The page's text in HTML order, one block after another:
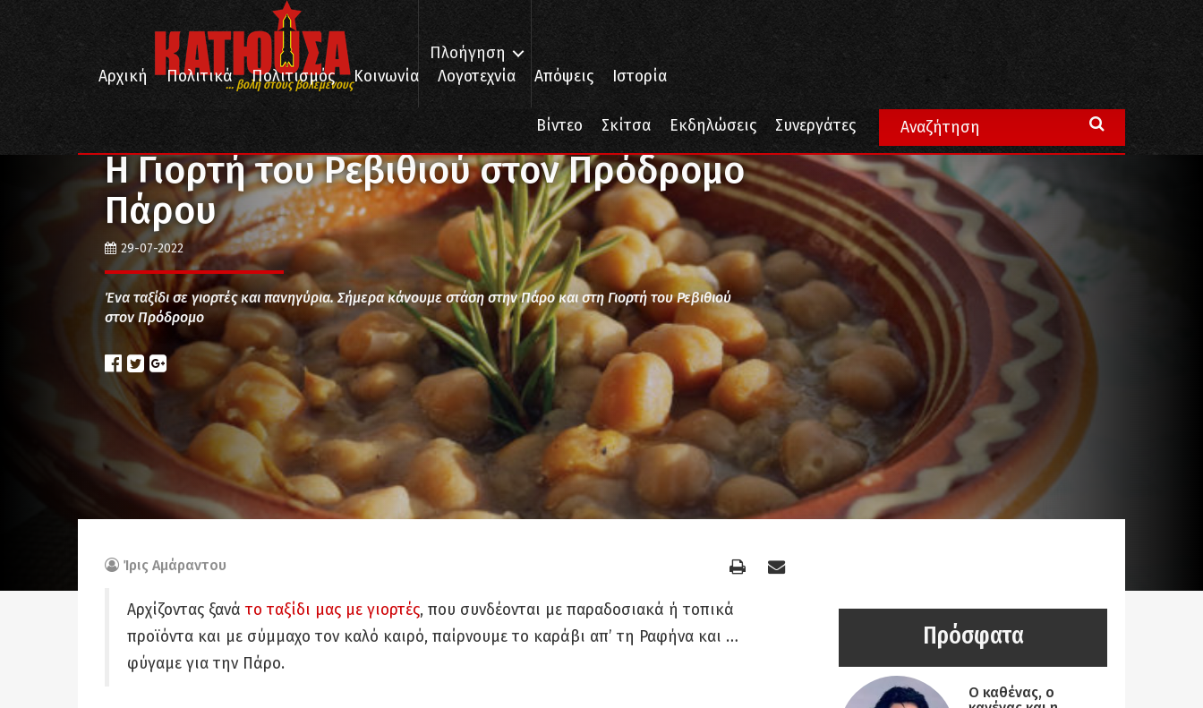
... βολή στους βολεμένους
Πλοήγηση
Αρχική
Πολιτικά Πολιτισμός Κοινωνία Λογοτεχνία Απόψεις Ιστορία
Βίντεο Σκίτσα Εκδηλώσεις Συνεργάτες
Κοινωνία Η Γιορτή του Ρεβιθιού στον Πρόδρομο Πάρου
Η Γιορτή του Ρεβιθιού στον Πρόδρομο
Πάρου
29-07-2022
Ένα ταξίδι σε γιορτές και πανηγύρια. Σήμερα κάνουμε στάση στην Πάρο και στη Γιορτή του Ρεβιθιού
στον Πρόδρομο
Ίρις Αμάραντου
Αρχίζοντας ξανάτο ταξίδι μας με γιορτές, που συνδέονται με παραδοσιακά ή τοπικά
προϊόντα και με σύμμαχο τον καλό καιρό, παίρνουμε το καράβι απ’ τη Ραφήνα και …
φύγαμε για την Πάρο.
Πρόσφατα
Ο καθένας, ο